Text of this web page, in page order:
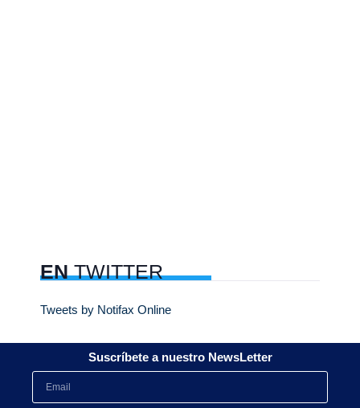
ENTWITTER
Tweets by Notifax Online
Suscríbete a nuestro NewsLetter